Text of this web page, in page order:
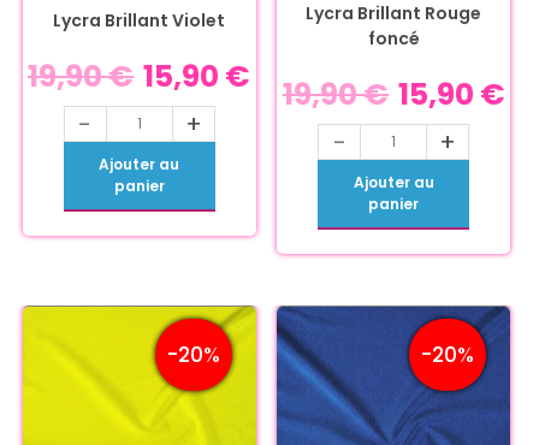
Lycra Brillant Violet
19,90€ 15,90 €
- +
Ajouter au
panier
Lycra Brillant Rouge
foncé
19,90€ 15,90 €
- +
Ajouter au
panier
-20% -20%